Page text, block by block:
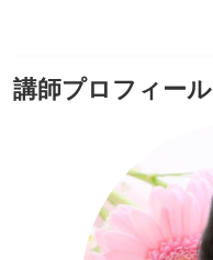
講師プロフィール